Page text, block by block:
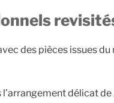
des pièces issues
l’arrangement délicat